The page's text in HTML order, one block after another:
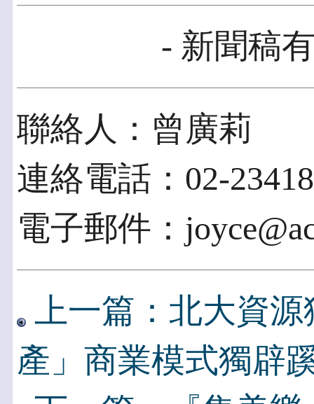
- 新聞稿
聯絡人：曾廣莉
連絡電話：02-
電子郵件：
上一篇：北大資
產」商業模式獨辟